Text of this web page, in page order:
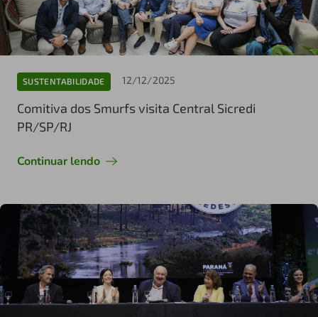
SUSTENTABILIDADE 12/12/2025
Comitiva dos Smurfs visita Central Sicredi
PR/SP/RJ
Continuar lendo